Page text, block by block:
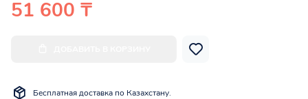
51 600 ₸
Бесплатная доставка по Казахстану.